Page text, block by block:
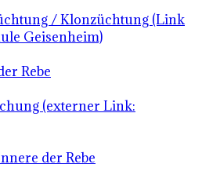
/ Klonzüchtung (Link
Geisenheim)
Rebe
(externer Link:
der Rebe